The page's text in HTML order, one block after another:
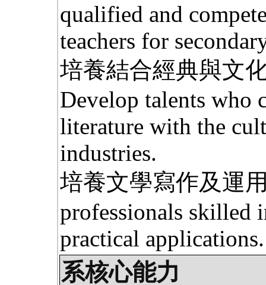
qualified and
teachers for
培養結合經典與
Develop talents who
literature with the
industries.
培養文學寫作及運
professionals skilled
practical applications.
系核心能力